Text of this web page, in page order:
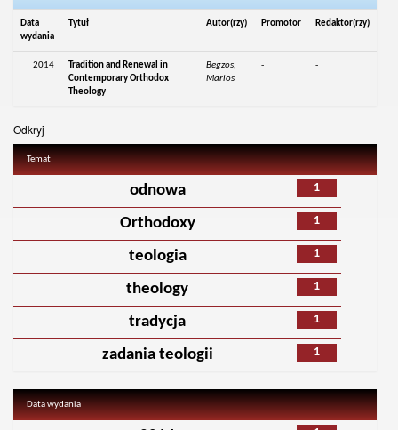
Data
wydania
Tytuł Autor(rzy) Promotor Redaktor(rzy)
2014
Tradition and Renewal in
Contemporary Orthodox
Theology
Begzos,
Marios
- -
Odkryj
Temat
1
odnowa
1
Orthodoxy
1
teologia
1
theology
1
tradycja
1
zadania teologii
Data wydania